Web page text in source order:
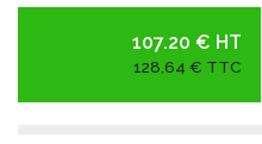
107.20 € HT
128,64 € TTC